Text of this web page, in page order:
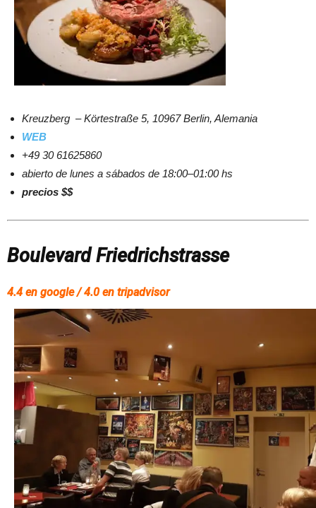
Kreuzberg – Körtestraße 5, 10967 Berlin, Alemania
WEB
+49 30 61625860
abierto de lunes a sábados de 18:00–01:00 hs
precios $$
Boulevard Friedrichstrasse
4.4 en google / 4.0 en tripadvisor